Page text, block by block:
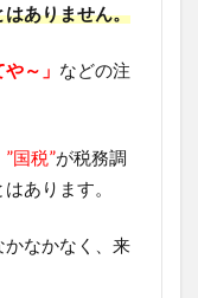
ありません。
～」 などの注
”国税”が税務調
あります。
かなかなく、来